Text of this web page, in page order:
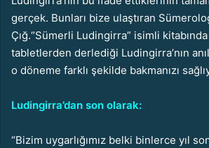
gerçek. Bunları bize ulaştıran
Çığ.“Sümerli Ludingirra” isimli
tabletlerden derlediği Ludingirra’nın
o döneme farklı şekilde bakmanızı
Ludingirra’dan son olarak:
“Bizim uygarlığımız belki binlerce yıl